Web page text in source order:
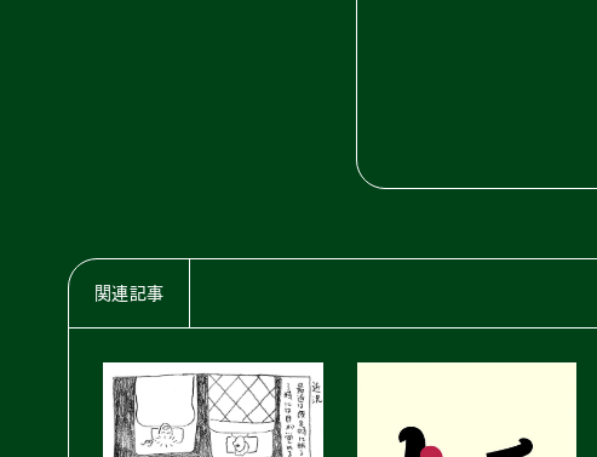
関連記事